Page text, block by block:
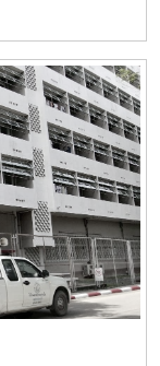
จิตของบุคลากรผู้
(Burnout) การ
พร้อม
นประสบการณ์
สุขภาวะใน
ไกสำคัญในการขับ
าลัยไทย ที่มุ่งสร้าง
รู้ ทักษะ และหัวใจ
วิตในรั้ว
ครงการดังกล่าว
ดีแห่งประเทศไทย
ริณีสิริพัชร มหา
เวลา 09.00 –
วย ยศสุข
านจิตอาสา ครั้งละ
ริจาคโลหิต
ได้ จำนวน 41 คน
ระสงค์บริจาค
คโลหิตได้ จำนวน